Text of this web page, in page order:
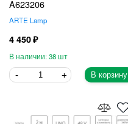
A623206
ARTE Lamp
4 450
38
В корзину